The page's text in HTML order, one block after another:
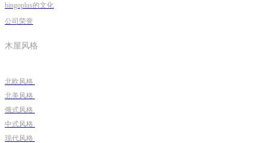
bingoplus的文化
公司荣誉
木屋风格
北欧风格
北美风格
俄式风格
中式风格
现代风格